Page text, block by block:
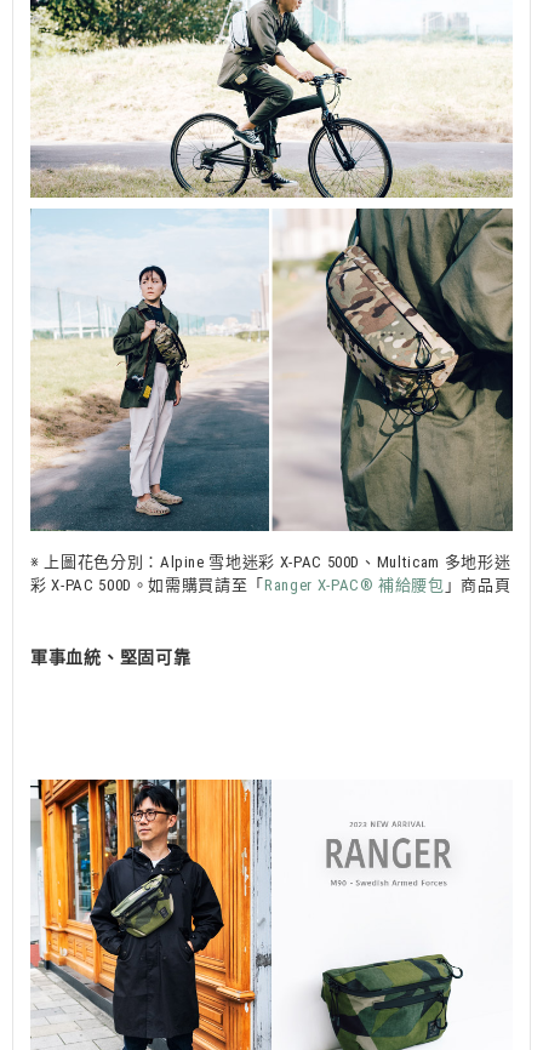
※ 上圖花色分別：Alpine 雪地迷彩 X-PAC 500D、Multicam 多地形迷
彩 X-PAC 500D。如需購買請至「Ranger X-PAC®︎ 補給腰包 」商品頁
軍事血統、堅固可靠